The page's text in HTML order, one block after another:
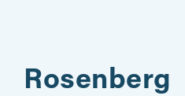
Rosenberg